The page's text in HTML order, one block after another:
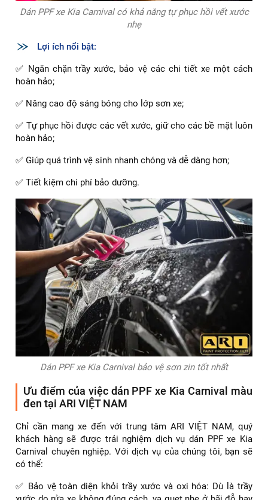
Dán PPF xe Kia Carnival có khả năng tự phục hồi vết xước
nhẹ
Lợi ích nổi bật:
✅ Ngăn chặn trầy xước, bảo vệ các chi tiết xe một cách
hoàn hảo;
✅ Nâng cao độ sáng bóng cho lớp sơn xe;
✅ Tự phục hồi được các vết xước, giữ cho các bề mặt luôn
hoàn hảo;
✅ Giúp quá trình vệ sinh nhanh chóng và dễ dàng hơn;
✅ Tiết kiệm chi phí bảo dưỡng.
Dán PPF xe Kia Carnival bảo vệ sơn zin tốt nhất
Ưu điểm của việc dán PPF xe Kia Carnival màu
đen tại ARI VIỆT NAM
Chỉ cần mang xe đến với trung tâm ARI VIỆT NAM, quý
khách hàng sẽ được trải nghiệm dịch vụ dán PPF xe Kia
Carnival chuyên nghiệp. Với dịch vụ của chúng tôi, bạn sẽ
có thể:
✅ Bảo vệ toàn diện khỏi trầy xước và oxi hóa: Dù là trầy